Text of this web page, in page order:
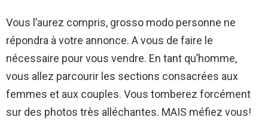
Vous l’aurez compris, grosso modo personne ne
répondra à votre annonce. A vous de faire le
nécessaire pour vous vendre. En tant qu’homme,
vous allez parcourir les sections consacrées aux
femmes et aux couples. Vous tomberez forcément
sur des photos très alléchantes. MAIS méfiez vous!